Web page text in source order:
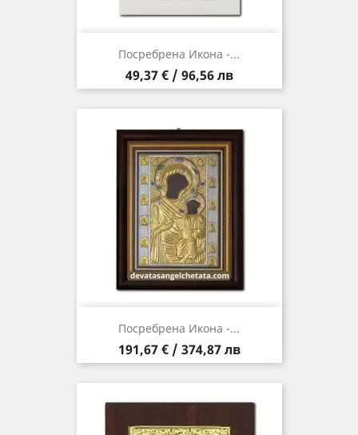
Посребрена Икона -...
Цена
49,37 € / 96,56 лв
Посребрена Икона -...
Цена
191,67 € / 374,87 лв